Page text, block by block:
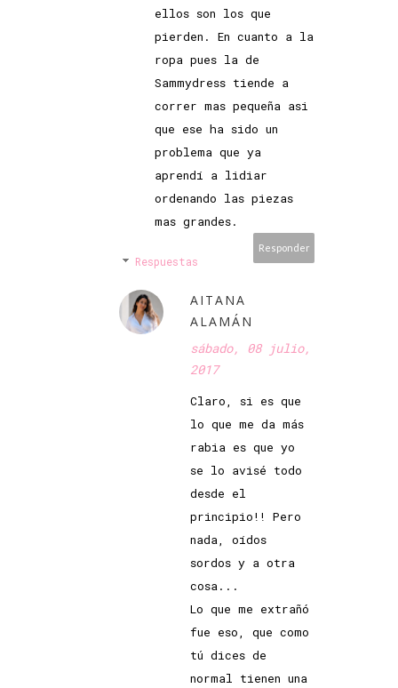
ellos son los que
pierden. En cuanto a la
ropa pues la de
Sammydress tiende a
correr mas pequeña asi
que ese ha sido un
problema que ya
aprendí a lidiar
ordenando las piezas
mas grandes.
Responder
Respuestas
AITANA
ALAMÁN
sábado, 08 julio,
2017
Claro, si es que
lo que me da más
rabia es que yo
se lo avisé todo
desde el
principio!! Pero
nada, oídos
sordos y a otra
cosa...
Lo que me extrañó
fue eso, que como
tú dices de
normal tienen una